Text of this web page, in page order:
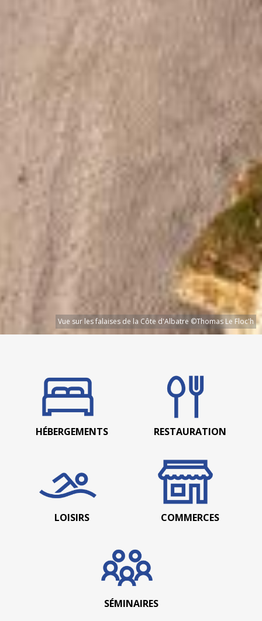
Vue sur les falaises de la Côte d'Albatre ©Thomas Le Floc'h
HÉBERGEMENTS RESTAURATION
LOISIRS COMMERCES
SÉMINAIRES